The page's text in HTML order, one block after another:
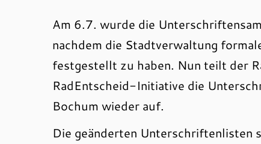
Am 6.7. wurde die
nachdem die Stadtverwaltung
festgestellt zu haben. Nun teilt der
RadEntscheid-Initiative die
Bochum wieder auf.
Die geänderten Unterschriftenlisten